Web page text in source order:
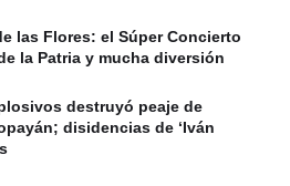
las Flores: el Súper Concierto
la Patria y mucha diversión
destruyó peaje de
disidencias de ‘Iván